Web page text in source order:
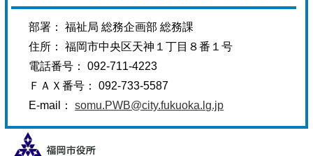
部署： 福祉局 総務企画部 総務課
住所： 福岡市中央区天神１丁目８番１号
電話番号： 092-711-4223
ＦＡＸ番号： 092-733-5587
E-mail：somu.PWB@city.fukuoka.lg.jp